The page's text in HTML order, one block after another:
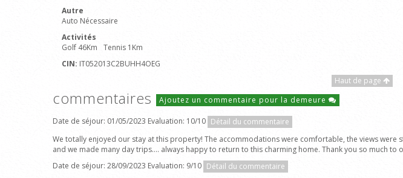
Autre
Auto Nécessaire
Activités
Golf 46Km
Tennis 1Km
CIN: IT052013C2BUHH4OEG
Haut de page
commentaires Ajoutez un commentaire pour la demeure
Date de séjour: 01/05/2023 Evaluation: 10/10 Détail du commentaire
We totally enjoyed our stay at this property! The accommodations were comfortable, the views
and we made many day trips…. always happy to return to this charming home. Thank you so much to
Date de séjour: 28/09/2023 Evaluation: 9/10 Détail du commentaire